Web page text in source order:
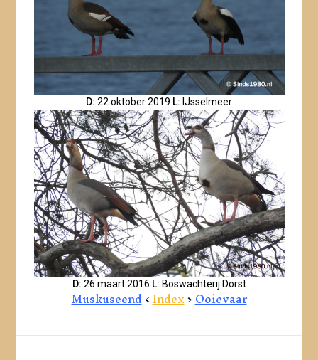
D: 22 oktober 2019 L: IJsselmeer
D: 26 maart 2016 L: Boswachterij Dorst
Muskuseend<Index>Ooievaar